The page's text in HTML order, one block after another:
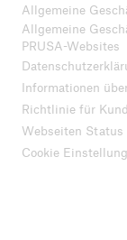
Allgemeine
Allgemeine
PRUSA-Websites
Informationen
Richtlinie für
Webseiten Status
Cookie